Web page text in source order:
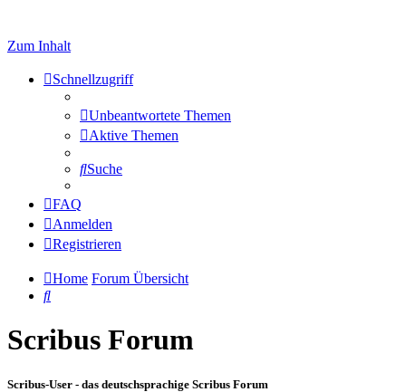
Zum Inhalt
Schnellzugriff
Unbeantwortete Themen
Aktive Themen
Suche
FAQ
Anmelden
Registrieren
Home Forum Übersicht
Suche
Scribus Forum
Scribus-User - das deutschsprachige Scribus Forum